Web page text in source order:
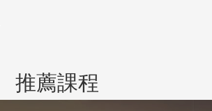
推薦課程